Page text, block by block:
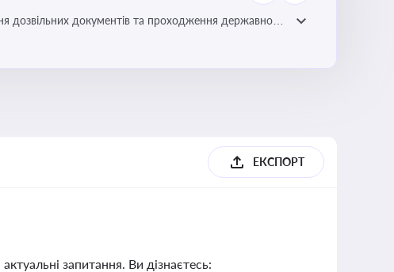
дозвільних документів та проходження державного
ЕКСПОРТ
запитання. Ви дізнаєтесь: